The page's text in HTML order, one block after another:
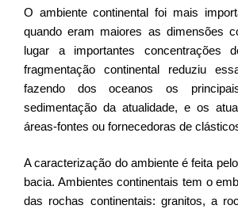
O ambiente continental foi mais
quando eram maiores as dimensões
lugar a importantes concentrações
fragmentação continental reduziu
fazendo dos oceanos os
sedimentação da atualidade, e os
áreas-fontes ou fornecedoras de
A caracterização do ambiente é feita
bacia. Ambientes continentais tem o
das rochas continentais: granitos, a